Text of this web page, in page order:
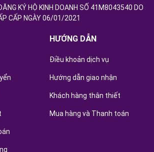
KÝ HỘ KINH DOANH SỐ 41M8043540 DO
CẤP NGÀY 06/01/2021
HƯỚNG DẪN
Điều khoản dịch vụ
Hướng dẫn giao nhận
Khách hàng thân thiết
Mua hàng và Thanh toán